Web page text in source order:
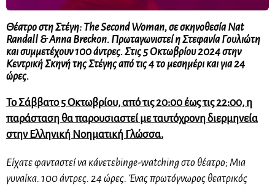
Θέατρο στη Στέγη: The Second Woman, σε σκηνοθεσία Nat
Randall & Anna Breckon. Πρωταγωνιστεί η Στεφανία Γουλιώτη
και συμμετέχουν 100 άντρες. Στις 5 Οκτωβρίου 2024 στην
Κεντρική Σκηνή της Στέγης από τις 4 το μεσημέρι και για 24
ώρες.
Το Σάββατο 5 Οκτωβρίου, από τις 20:00 έως τις 22:00, η
παράσταση θα παρουσιαστεί με ταυτόχρονη διερμηνεία
στην Ελληνική Νοηματική Γλώσσα.
Είχατε φανταστεί να κάνετεbinge-watching στο θέατρο; Μια
γυναίκα. 100 άντρες. 24 ώρες. Ένας πρωτόγνωρος θεατρικός